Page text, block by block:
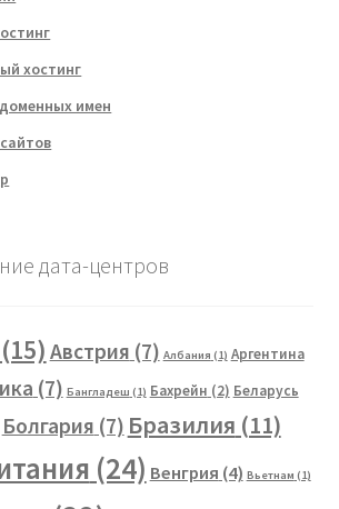
хостинг
имен
дата-центров
(15) Австрия (7) Албания (1) Аргентина
(7) Бангладеш (1) Бахрейн (2) Беларусь
Болгария (7) Бразилия (11)
(24) Венгрия (4) Вьетнам (1)